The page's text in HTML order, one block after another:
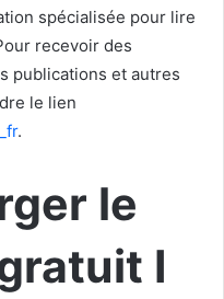
spécialisée pour lire
recevoir des
publications et autres
le lien
.
le
I